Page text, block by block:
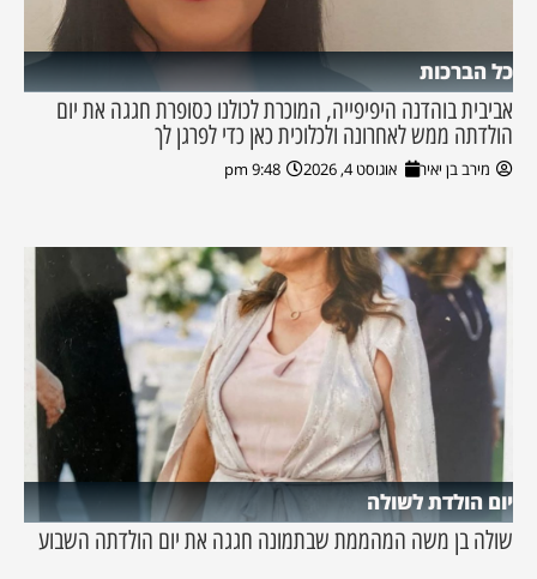
כל הברכות
אביבית בוהדנה היפיפייה, המוכרת לכולנו כסופרת חגגה את יום
הולדתה ממש לאחרונה ולכלוכית כאן כדי לפרגן לך
מירב בן יאיר אוגוסט 4, 2026 9:48 pm
יום הולדת לשולה
שולה בן משה המהממת שבתמונה חגגה את יום הולדתה השבוע